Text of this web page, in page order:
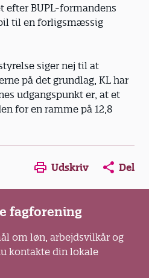
efter BUPL-formandens
til en forligsmæssig
siger nej til at
på det grundlag, KL har
udgangspunkt er, at et
for en ramme på 12,8
Opens in a new window
Opens in a new
Opens in
Udskriv Del
fagforening
om løn, arbejdsvilkår og
kontakte din lokale